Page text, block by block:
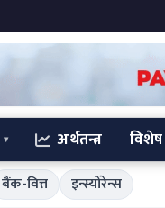
अर्थतन्त्र विशेष
बैंक-वित्त इन्स्योरेन्स